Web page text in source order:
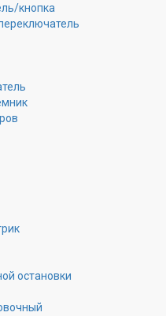
кнопка
остановки